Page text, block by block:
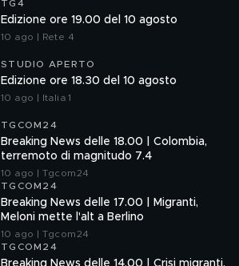
TG4
Edizione ore 19.00 del 10 agosto
10 ago | Rete 4
STUDIO APERTO
Edizione ore 18.30 del 10 agosto
10 ago | Italia 1
TGCOM24
Breaking News delle 18.00 | Colombia,
terremoto di magnitudo 7.4
10 ago | Tgcom24
TGCOM24
Breaking News delle 17.00 | Migranti,
Meloni mette l'alt a Berlino
10 ago | Tgcom24
TGCOM24
Breaking News delle 14.00 | Crisi migranti,